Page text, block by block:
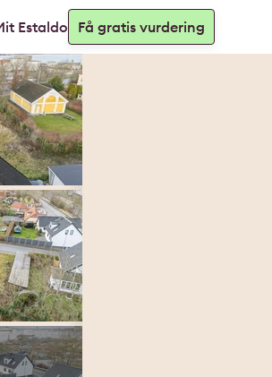
Estaldo Få gratis vurdering